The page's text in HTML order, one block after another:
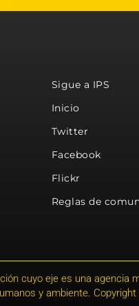
Sigue a IPS
Inicio
Twitter
Facebook
Flickr
Reglas de
cuyo eje es una
y ambiente.